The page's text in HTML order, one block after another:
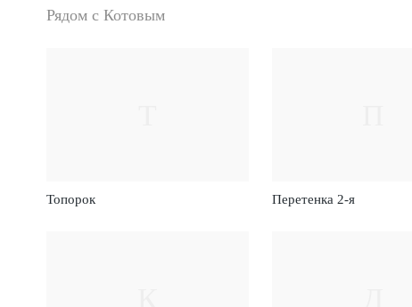
Рядом с Котовым
Топорок Перетенка 2-я